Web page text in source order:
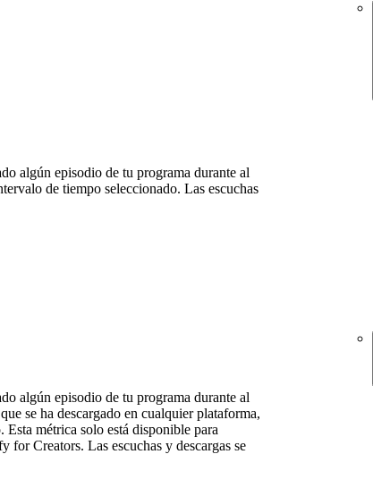
algún episodio de tu programa durante al
de tiempo seleccionado. Las escuchas
algún episodio de tu programa durante al
se ha descargado en cualquier plataforma,
métrica solo está disponible para
for Creators. Las escuchas y descargas se